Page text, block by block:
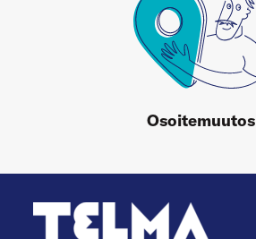
Osoitemuutos